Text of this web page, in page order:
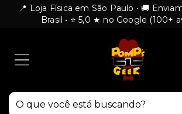
📍 Loja Física em São Paulo • 🚚
Brasil • ⭐ 5,0 ★ no Google (100+